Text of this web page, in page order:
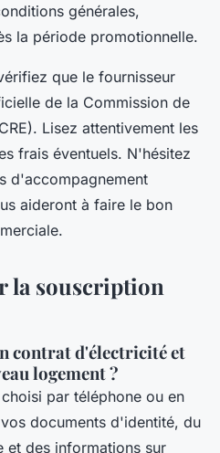
générales,
la période promotionnelle.
que le fournisseur
de la Commission de
Lisez attentivement les
frais éventuels. N'hésitez
d'accompagnement
aideront à faire le bon
la souscription
contrat d'électricité et
logement ?
par téléphone ou en
documents d'identité, du
et des informations sur